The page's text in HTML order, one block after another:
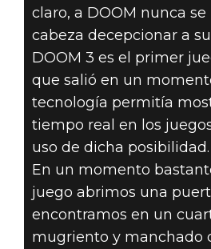
claro, a DOOM nunca
cabeza decepcionar a
DOOM 3 es el primer
que salió en un
tecnología permitía
tiempo real en los
uso de dicha posibilidad.
En un momento
juego abrimos una
encontramos en un
mugriento y manchado